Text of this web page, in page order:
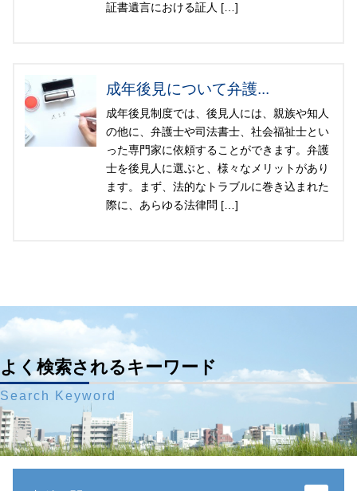
証書遺言における証人 […]
成年後見について弁護...
成年後見制度では、後見人には、親族や知人
の他に、弁護士や司法書士、社会福祉士とい
った専門家に依頼することができます。弁護
士を後見人に選ぶと、様々なメリットがあり
ます。まず、法的なトラブルに巻き込まれた
際に、あらゆる法律問 […]
よく検索されるキーワード
Search Keyword